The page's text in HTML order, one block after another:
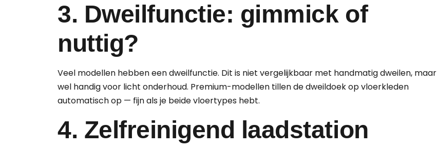
3. Dweilfunctie: gimmick of
nuttig?
Veel modellen hebben een dweilfunctie. Dit is niet vergelijkbaar met handmatig dweilen, maar
wel handig voor licht onderhoud. Premium-modellen tillen de dweildoek op vloerkleden
automatisch op — fijn als je beide vloertypes hebt.
4. Zelfreinigend laadstation